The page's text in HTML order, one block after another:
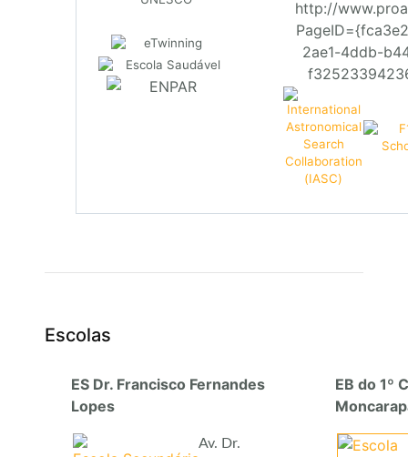
Escolas
ES Dr. Francisco Fernandes
Lopes
EB do 1º
Av. Dr.